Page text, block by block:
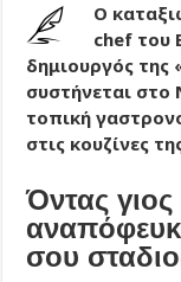
Ο
chef του
δημιουργός της
συστήνεται στο
τοπική
στις κουζίνες
Όντας γιος
σου